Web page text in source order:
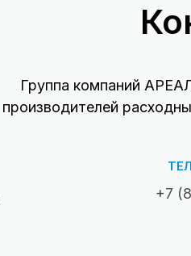
Группа компаний
производителей
+7